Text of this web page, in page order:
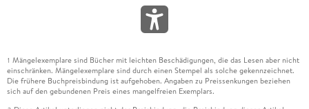
1 Mängelexemplare sind Bücher mit leichten Beschädigungen, die das Lesen aber nicht
einschränken. Mängelexemplare sind durch einen Stempel als solche gekennzeichnet.
Die frühere Buchpreisbindung ist aufgehoben. Angaben zu Preissenkungen beziehen
sich auf den gebundenen Preis eines mangelfreien Exemplars.